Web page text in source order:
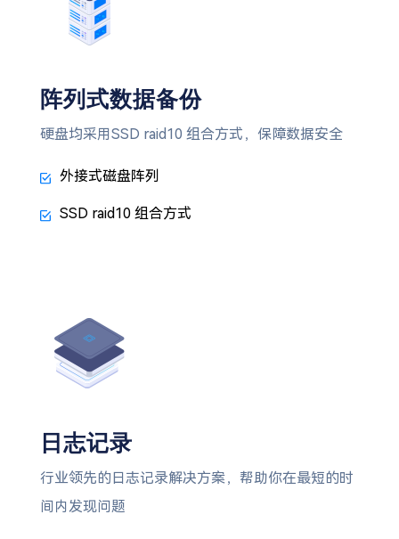
阵列式数据备份
硬盘均采用SSD raid10 组合方式，保障数据安全
外接式磁盘阵列
SSD raid10 组合方式
日志记录
行业领先的日志记录解决方案，帮助你在最短的时
间内发现问题